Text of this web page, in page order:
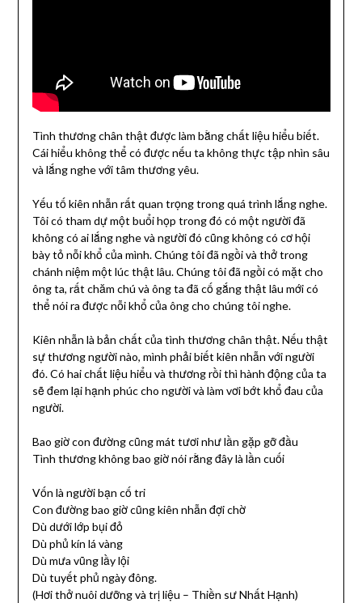
Tình thương chân thật được làm bằng chất liệu hiểu biết.
Cái hiểu không thể có được nếu ta không thực tập nhìn sâu
và lắng nghe với tâm thương yêu.
Yếu tố kiên nhẫn rất quan trọng trong quá trình lắng nghe.
Tôi có tham dự một buổi họp trong đó có một người đã
không có ai lắng nghe và người đó cũng không có cơ hội
bày tỏ nỗi khổ của mình. Chúng tôi đã ngồi và thở trong
chánh niệm một lúc thật lâu. Chúng tôi đã ngồi có mặt cho
ông ta, rất chăm chú và ông ta đã cố gắng thật lâu mới có
thể nói ra được nỗi khổ của ông cho chúng tôi nghe.
Kiên nhẫn là bản chất của tình thương chân thật. Nếu thật
sự thương người nào, mình phải biết kiên nhẫn với người
đó. Có hai chất liệu hiểu và thương rồi thì hành động của ta
sẽ đem lại hạnh phúc cho người và làm vơi bớt khổ đau của
người.
Bao giờ con đường cũng mát tươi như lần gặp gỡ đầu
Tình thương không bao giờ nói rằng đây là lần cuối
Vốn là người bạn cố tri
Con đường bao giờ cũng kiên nhẫn đợi chờ
Dù dưới lớp bụi đỏ
Dù phủ kín lá vàng
Dù mưa vũng lầy lội
Dù tuyết phủ ngày đông.
(Hơi thở nuôi dưỡng và trị liệu – Thiền sư Nhất Hạnh)